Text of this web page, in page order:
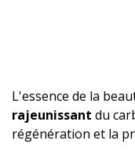
L'essence de la
rajeunissant du
régénération et la